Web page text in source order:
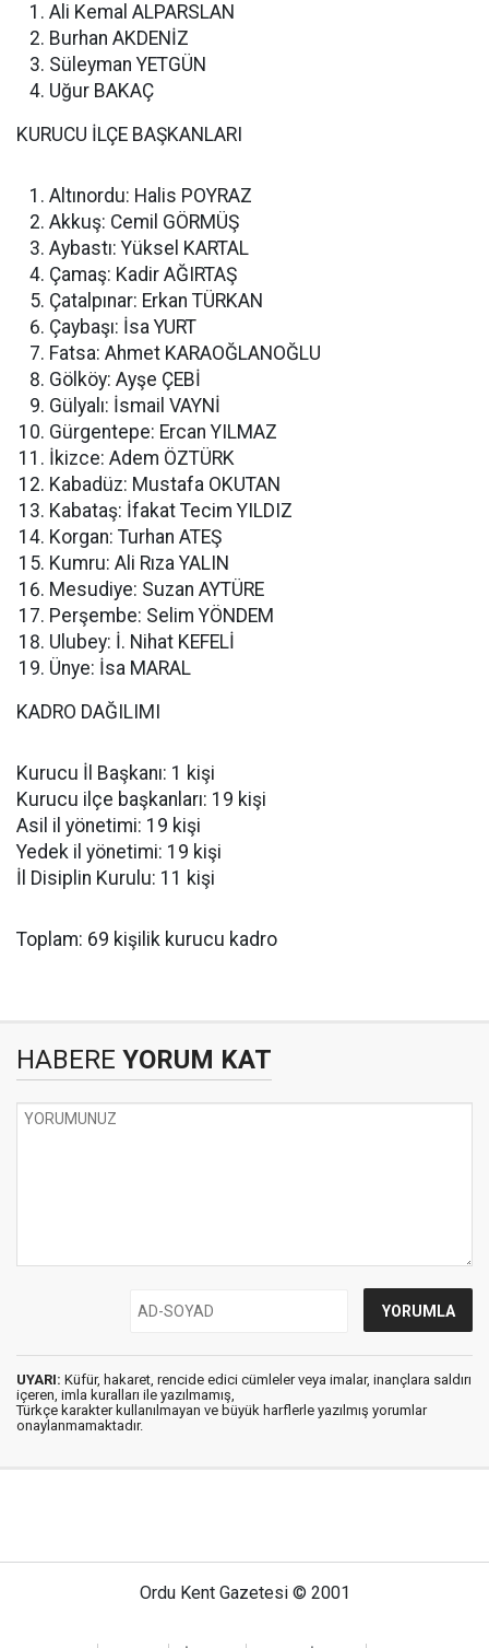
Ali Kemal ALPARSLAN
Burhan AKDENİZ
Süleyman YETGÜN
Uğur BAKAÇ
KURUCU İLÇE BAŞKANLARI
Altınordu: Halis POYRAZ
Akkuş: Cemil GÖRMÜŞ
Aybastı: Yüksel KARTAL
Çamaş: Kadir AĞIRTAŞ
Çatalpınar: Erkan TÜRKAN
Çaybaşı: İsa YURT
Fatsa: Ahmet KARAOĞLANOĞLU
Gölköy: Ayşe ÇEBİ
Gülyalı: İsmail VAYNİ
Gürgentepe: Ercan YILMAZ
İkizce: Adem ÖZTÜRK
Kabadüz: Mustafa OKUTAN
Kabataş: İfakat Tecim YILDIZ
Korgan: Turhan ATEŞ
Kumru: Ali Rıza YALIN
Mesudiye: Suzan AYTÜRE
Perşembe: Selim YÖNDEM
Ulubey: İ. Nihat KEFELİ
Ünye: İsa MARAL
KADRO DAĞILIMI
Kurucu İl Başkanı: 1 kişi
Kurucu ilçe başkanları: 19 kişi
Asil il yönetimi: 19 kişi
Yedek il yönetimi: 19 kişi
İl Disiplin Kurulu: 11 kişi
Toplam: 69 kişilik kurucu kadro
HABERE YORUM KAT
UYARI: Küfür, hakaret, rencide edici cümleler veya imalar, inançlara saldırı
içeren, imla kuralları ile yazılmamış,
Türkçe karakter kullanılmayan ve büyük harflerle yazılmış yorumlar
onaylanmamaktadır.
Ordu Kent Gazetesi © 2001